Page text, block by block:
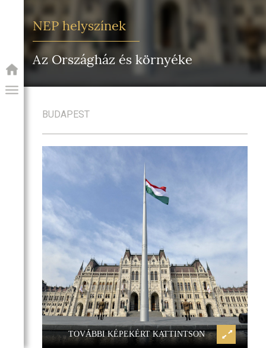
PROGRAM
NEP helyszínek
Az Országház és környéke
BUDAPEST
TOVÁBBI KÉPEKÉRT KATTINTSON
Kossuth tér